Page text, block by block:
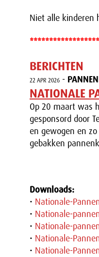
Niet alle kinderen
BERICHTEN
22 APR 2026 -
NATIONALE
Op 20 maart was
gesponsord door
en gewogen en
gebakken
Downloads:
• Nationale-
• Nationale-
• Nationale-
• Nationale-
• Nationale-